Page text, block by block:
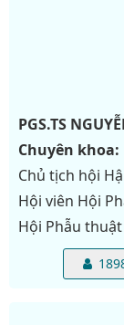
PGS.TS
Chuyên khoa:
Chủ tịch hội
Hội viên Hội
Hội Phẫu thuật